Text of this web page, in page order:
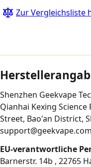
Zur Vergleichsliste
Shenzhen Geekvape
Qianhai Kexing
Street, Bao'an District,
support@geekvape.com
EU-verantwortliche
Barnerstr. 14b , 22765